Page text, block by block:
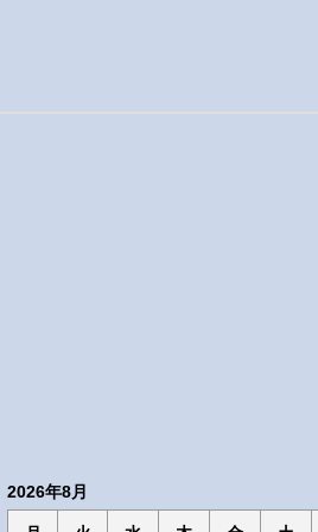
2026年8月